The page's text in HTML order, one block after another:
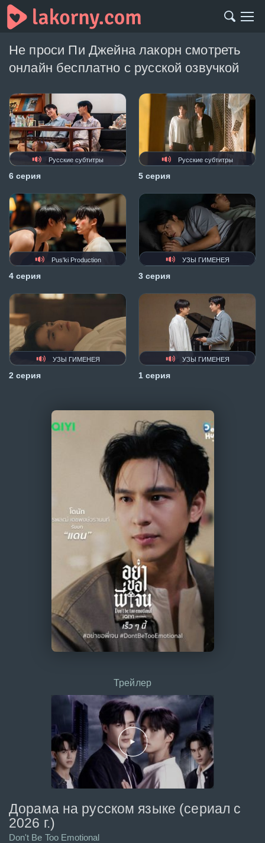
Не проси Пи Джейна лакорн смотреть
онлайн бесплатно с русской озвучкой
Русские субтитры
6 серия
Русские субтитры
5 серия
Pus'ki Production
4 серия
УЗЫ ГИМЕНЕЯ
3 серия
УЗЫ ГИМЕНЕЯ
2 серия
УЗЫ ГИМЕНЕЯ
1 серия
Дорама на русском языке (сериал с
2026 г.)
Don't Be Too Emotional
Трейлер